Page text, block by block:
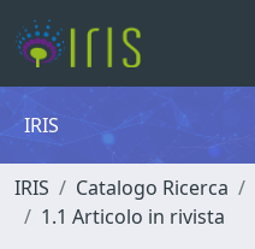
IRIS
IRIS Catalogo Ricerca
1.1 Articolo in rivista